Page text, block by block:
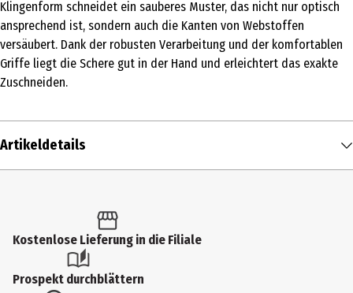
Klingenform schneidet ein sauberes Muster, das nicht nur optisch
ansprechend ist, sondern auch die Kanten von Webstoffen
versäubert. Dank der robusten Verarbeitung und der komfortablen
Griffe liegt die Schere gut in der Hand und erleichtert das exakte
Zuschneiden.
Artikeldetails
Produkttyp
Kostenlose Lieferung in die Filiale
Prospekt durchblättern